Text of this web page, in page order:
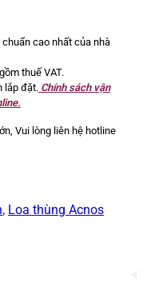
cao nhất của nhà
thuế VAT.
lắp đặt. Chính sách vận
Vui lòng liên hệ hotline
, Loa thùng Acnos